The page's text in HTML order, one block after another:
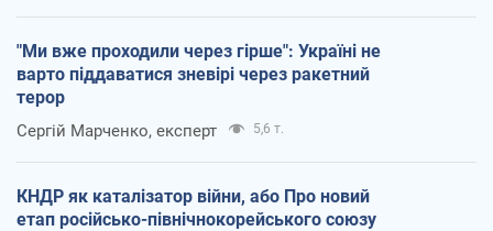
"Ми вже проходили через гірше": Україні не
варто піддаватися зневірі через ракетний
терор
Сергій Марченко, експерт 5,6 т.
КНДР як каталізатор війни, або Про новий
етап російсько-північнокорейського союзу